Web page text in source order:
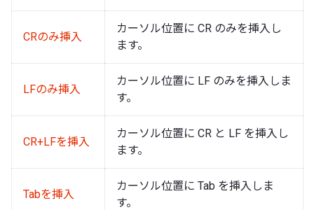
CRのみ挿入
カーソル位置に CR のみを挿入し
ます。
LFのみ挿入
カーソル位置に LF のみを挿入しま
す。
CR+LFを挿入
カーソル位置に CR と LF を挿入し
ます。
Tabを挿入
カーソル位置に Tab を挿入しま
す。